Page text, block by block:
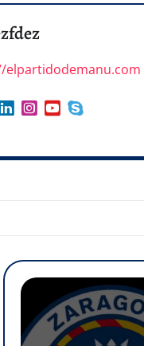
elpartidodemanu.com